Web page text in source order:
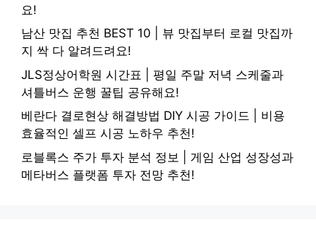
요!
남산 맛집 추천 BEST 10 | 뷰 맛집부터 로컬 맛집까
지 싹 다 알려드려요!
JLS정상어학원 시간표 | 평일 주말 저녁 스케줄과
셔틀버스 운행 꿀팁 공유해요!
베란다 결로현상 해결방법 DIY 시공 가이드 | 비용
효율적인 셀프 시공 노하우 추천!
로블록스 주가 투자 분석 정보 | 게임 산업 성장성과
메타버스 플랫폼 투자 전망 추천!